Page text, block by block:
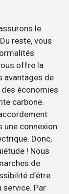
le
reste, vous
offre la
avantages de
économies
carbone.
une connexion
Donc,
! Nous
de
d’être
service. Par